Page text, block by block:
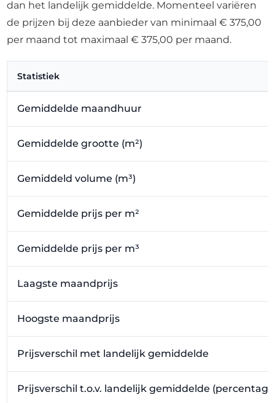
dan het landelijk gemiddelde. Momenteel variëren
de prijzen bij deze aanbieder van minimaal € 375,00
per maand tot maximaal € 375,00 per maand.
Statistiek
Gemiddelde maandhuur
Gemiddelde grootte (m²)
Gemiddeld volume (m³)
Gemiddelde prijs per m²
Gemiddelde prijs per m³
Laagste maandprijs
Hoogste maandprijs
Prijsverschil met landelijk gemiddelde
Prijsverschil t.o.v. landelijk gemiddelde